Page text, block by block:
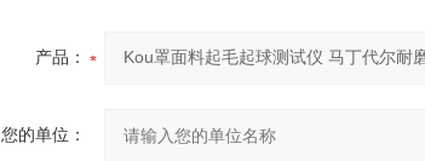
产品：
您的单位：